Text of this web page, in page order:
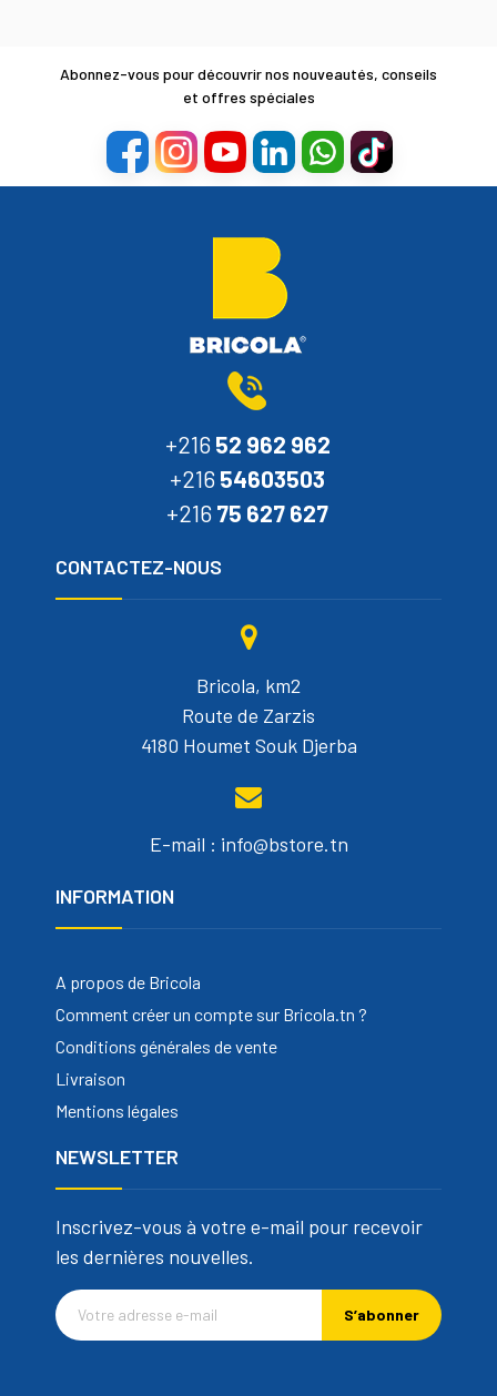
Abonnez-vous pour découvrir nos nouveautés, conseils
et offres spéciales
+216 52 962 962
+216 54603503
+216 75 627 627
CONTACTEZ-NOUS
Bricola, km2
Route de Zarzis
4180 Houmet Souk Djerba
E-mail : info@bstore.tn
INFORMATION
A propos de Bricola
Comment créer un compte sur Bricola.tn ?
Conditions générales de vente
Livraison
Mentions légales
NEWSLETTER
Inscrivez-vous à votre e-mail pour recevoir
les dernières nouvelles.
S’abonner